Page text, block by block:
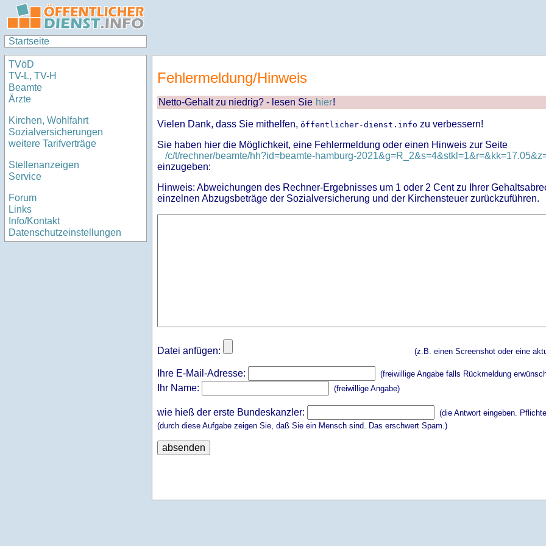
Startseite
TVöD
TV-L, TV-H
Beamte
Ärzte
Kirchen, Wohlfahrt
Sozialversicherungen
weitere Tarifverträge
Stellenanzeigen
Service
Forum
Links
Info/Kontakt
Datenschutzeinstellungen
Fehlermeldung/Hinweis
Netto-Gehalt zu niedrig? - lesen Sie hier!
Vielen Dank, dass Sie mithelfen, öffentlicher-dienst.info zu verbessern!
Sie haben hier die Möglichkeit, eine Fehlermeldung oder einen Hinweis zur Seite
/c/t/rechner/beamte/hh?id=beamte-hamburg-
einzugeben:
Hinweis: Abweichungen des Rechner-Ergebnisses um 1 oder 2 Cent zu Ihrer
einzelnen Abzugsbeträge der Sozialversicherung und der Kirchensteuer zurückzuführen.
Datei anfügen: (z.B. einen Screenshot oder eine
Ihre E-Mail-Adresse: (freiwillige Angabe falls Rückmeldung
Ihr Name: (freiwillige Angabe)
wie hieß der erste Bundeskanzler:
(die Antwort eingeben.
(durch diese Aufgabe zeigen Sie, daß Sie ein Mensch sind. Das erschwert Spam.)